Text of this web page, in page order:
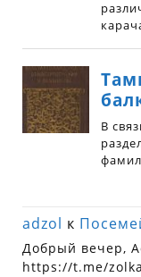
adzol к
Добрый вечер,
https://t.me/